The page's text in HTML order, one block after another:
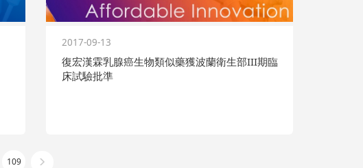
2017-09-13
復宏漢霖乳腺癌生物類似藥獲波蘭衛生部III期臨
床試驗批準
109